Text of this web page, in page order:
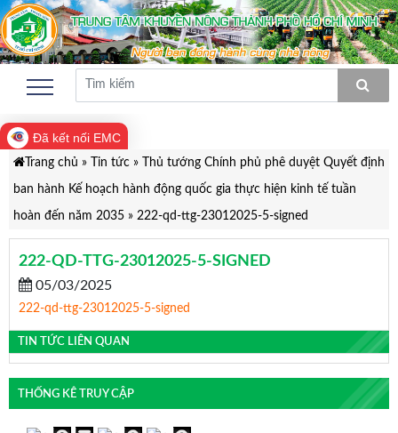
Đã kết nối EMC
Trang chủ » Tin tức»
Thủ tướng Chính phủ phê duyệt Quyết định
ban hành Kế hoạch hành động quốc gia thực hiện kinh tế tuần
hoàn đến năm 2035» 222-qd-ttg-23012025-5-signed
222-QD-TTG-23012025-5-SIGNED
05/03/2025
222-qd-ttg-23012025-5-signed
TIN TỨC LIÊN QUAN
THỐNG KÊ TRUY CẬP